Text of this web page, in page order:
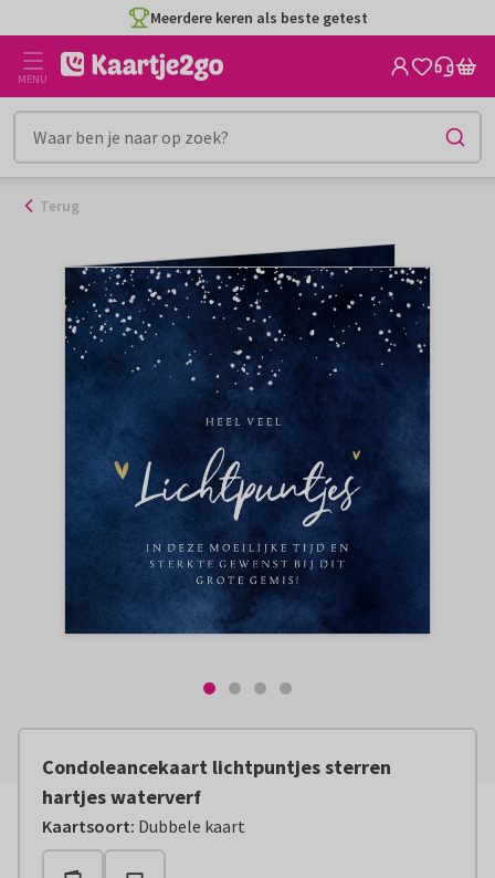
naar
inhoud
Meerdere keren als beste getest
MENU
Terug
Condoleancekaart lichtpuntjes sterren
hartjes waterverf
Kaartsoort: Dubbele kaart
Vanaf:€ 2,79 excl. verzendkosten